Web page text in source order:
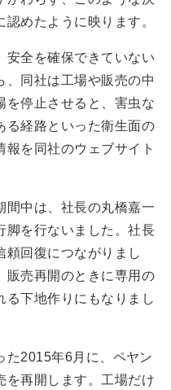
めたように映ります。
全を確保できていない
、同社は工場や販売の中
を停止させると、害虫な
る経路といった衛生面の
を同社のウェブサイト
中は、社長の丸橋嘉一
脚を行ないました。社長
頼回復につながりまし
販売再開のときに専用の
る下地作りにもなりまし
2015年6月に、ペヤン
を再開します。工場だけ